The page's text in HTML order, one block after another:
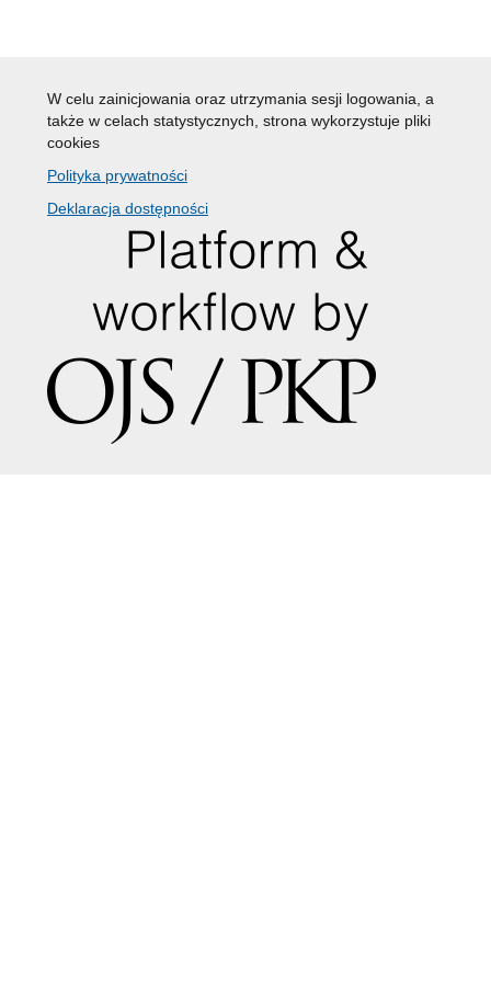
W celu zainicjowania oraz utrzymania sesji logowania, a
także w celach statystycznych, strona wykorzystuje pliki
cookies
Polityka prywatności
Deklaracja dostępności